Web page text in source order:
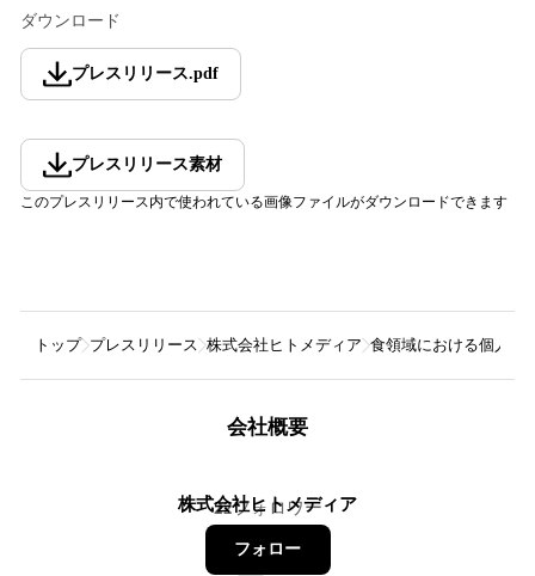
ダウンロード
プレスリリース.pdf
プレスリリース素材
このプレスリリース内で使われている画像ファイルがダウンロードできます
トップ プレスリリース 株式会社ヒトメディア 食領域における個人を
会社概要
株式会社ヒトメディア
22フォロワー
フォロー